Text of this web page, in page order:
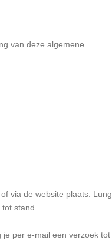
van deze algemene
via de website plaats. Lung
stand.
je per e-mail een verzoek tot